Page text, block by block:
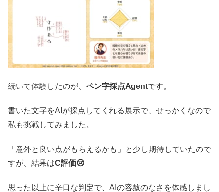
続いて体験したのが、 ペン字採点Agentです。
書いた文字をAIが採点してくれる展示で、せっかくなので
私も挑戦してみました。
「意外と良い点がもらえるかも」と少し期待していたので
すが、結果はC評価😢
思った以上に辛口な判定で、AIの容赦のなさを体感しまし